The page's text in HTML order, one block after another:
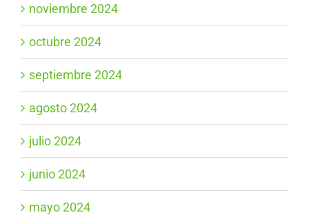
noviembre 2024
octubre 2024
septiembre 2024
agosto 2024
julio 2024
junio 2024
mayo 2024